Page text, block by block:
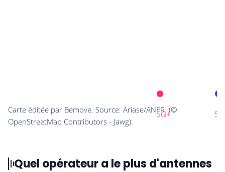
Quel opérateur a le plus d'antennes